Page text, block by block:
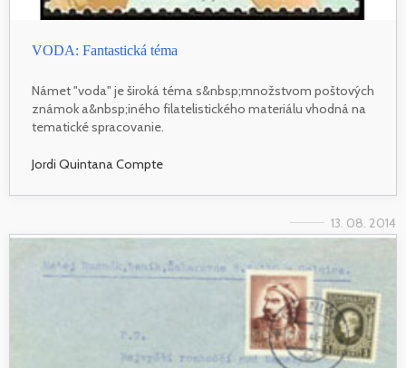
VODA: Fantastická téma
Námet "voda" je široká téma s&nbsp;množstvom poštových
známok a&nbsp;iného filatelistického materiálu vhodná na
tematické spracovanie.
Jordi Quintana Compte
13. 08. 2014